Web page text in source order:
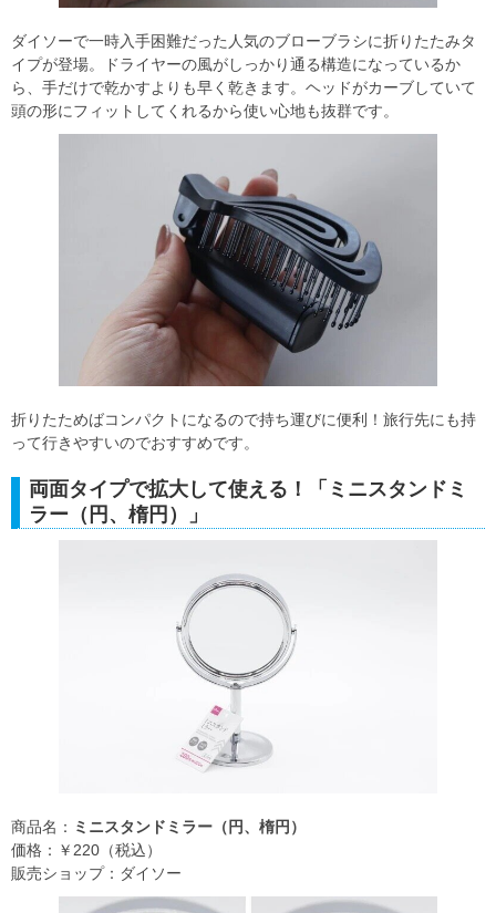
ダイソーで一時入手困難だった人気のブローブラシに折りたたみタ
イプが登場。ドライヤーの風がしっかり通る構造になっているか
ら、手だけで乾かすよりも早く乾きます。ヘッドがカーブしていて
頭の形にフィットしてくれるから使い心地も抜群です。
折りたためばコンパクトになるので持ち運びに便利！旅行先にも持
って行きやすいのでおすすめです。
両面タイプで拡大して使える！「ミニスタンドミ
ラー（円、楕円）」
商品名： ミニスタンドミラー（円、楕円）
価格：￥220（税込）
販売ショップ：ダイソー